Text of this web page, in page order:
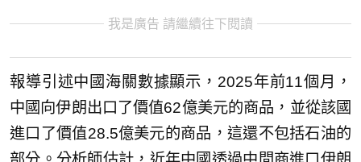
我是廣告 請繼續往下閱讀
報導引述中國海關數據顯示，2025年前11個月，
中國向伊朗出口了價值62億美元的商品，並從該國
進口了價值28.5億美元的商品，這還不包括石油的